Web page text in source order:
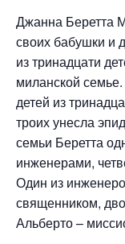
Джанна Беретта
своих бабушки и
из тринадцати
миланской
детей из
троих унесла
семьи Беретта
инженерами,
Один из
священником,
Альберто –